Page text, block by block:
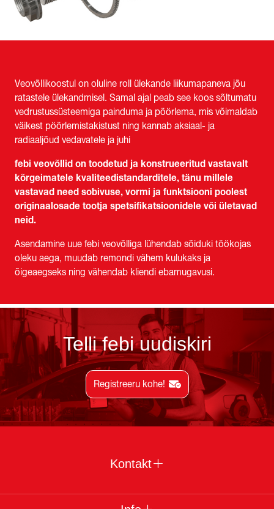
Veovõllikoostul on oluline roll ülekande liikumapaneva jõu
ratastele ülekandmisel. Samal ajal peab see koos sõltumatu
vedrustussüsteemiga painduma ja pöörlema, mis võimaldab
väikest pöörlemistakistust ning kannab aksiaal- ja
radiaaljõud vedavatele ja juhi
febi veovõllid on toodetud ja konstrueeritud vastavalt
kõrgeimatele kvaliteedistandarditele, tänu millele
vastavad need sobivuse, vormi ja funktsiooni poolest
originaalosade tootja spetsifikatsioonidele või ületavad
neid.
Asendamine uue febi veovõlliga lühendab sõiduki töökojas
oleku aega, muudab remondi vähem kulukaks ja
õigeaegseks ning vähendab kliendi ebamugavusi.
Telli febi uudiskiri
Registreeru kohe!
Kontakt